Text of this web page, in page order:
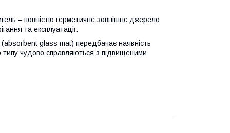
– повністю герметичне зовнішнє джерело
та експлуатації.
(absorbent glass mat) передбачає наявність
типу чудово справляються з підвищеними